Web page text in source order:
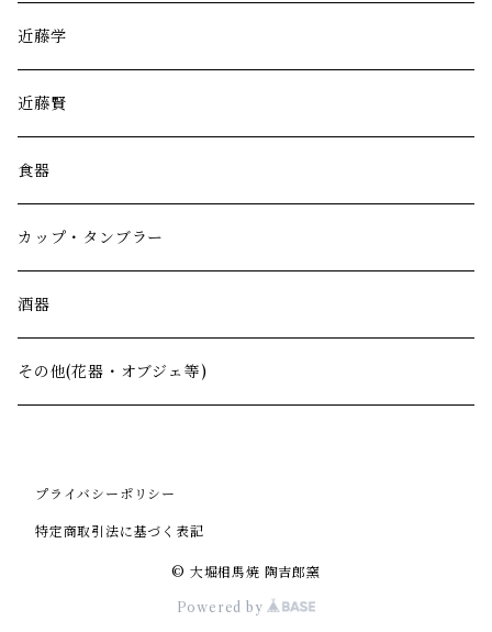
近藤学
近藤賢
食器
カップ・タンブラー
酒器
その他(花器・オブジェ等)
プライバシーポリシー
特定商取引法に基づく表記
© 大堀相馬焼 陶吉郎窯
Powered by